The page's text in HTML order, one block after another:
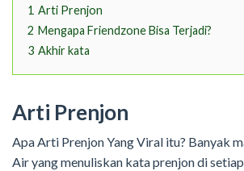
1 Arti Prenjon
2 Mengapa Friendzone Bisa Terjadi?
3 Akhir kata
Arti Prenjon
Apa Arti Prenjon Yang Viral itu? Banyak
Air yang menuliskan kata prenjon di